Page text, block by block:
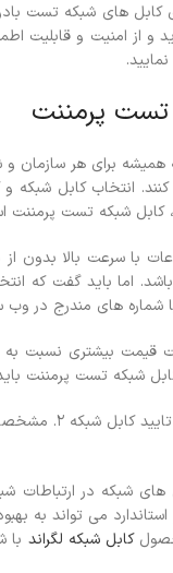
های شبکه تست
و از امنیت و قابلیت
پرمننت
برای هر سازمان
انتخاب کابل شبکه
کابل شبکه تست پرمننت
با سرعت بالا
اما باید گفت که
شماره های مندرج در
بیشتری نسبت به
شبکه تست پرمننت
شبکه در ارتباطات
می تواند به
کابل شبکه لگراند با